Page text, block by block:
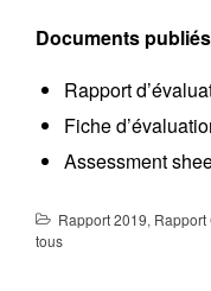
Documents
Rapport
Fiche
Assessment
Rapport 2019, Rapport
tous